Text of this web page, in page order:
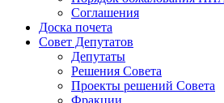
Соглашения
Доска почета
Совет Депутатов
Депутаты
Решения Совета
Проекты решений Совета
Фракции